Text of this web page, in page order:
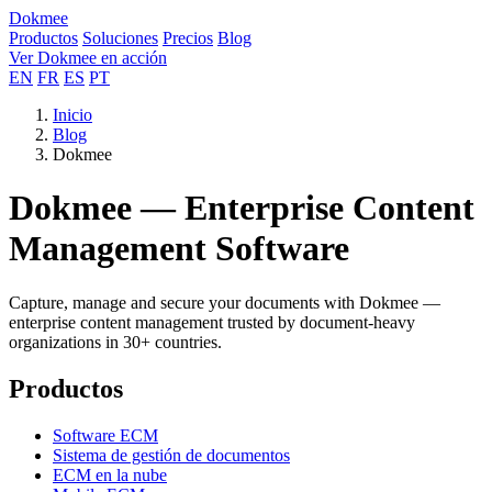
Dokmee
Productos Soluciones Precios Blog
Ver Dokmee en acción
EN FR ES PT
Inicio
Blog
Dokmee
Dokmee — Enterprise Content
Management Software
Capture, manage and secure your documents with Dokmee —
enterprise content management trusted by document-heavy
organizations in 30+ countries.
Productos
Software ECM
Sistema de gestión de documentos
ECM en la nube